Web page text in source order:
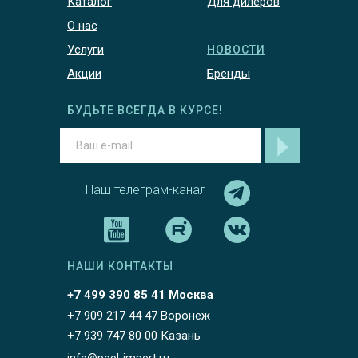
О нас
Услуги
Акции
НОВОСТИ
Бренды
Наш телеграм-канал
БУДЬТЕ ВСЕГДА В КУРСЕ!
+7 499 390 85 41 Москва
НАШИ КОНТАКТЫ
+7 909 217 44 47 Воронеж
+7 939 747 80 00 Казань